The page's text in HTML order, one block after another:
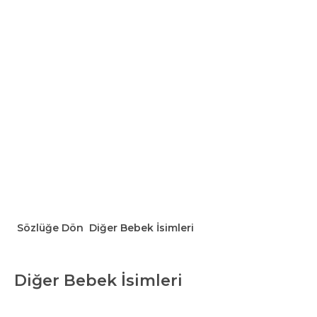
Sözlüğe Dön Diğer Bebek İsimleri
Diğer Bebek İsimleri